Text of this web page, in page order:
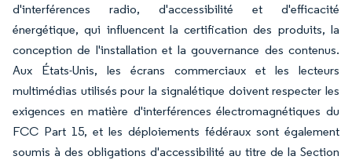
d'interférences radio, d'accessibilité et d'efficacité
énergétique, qui influencent la certification des produits, la
conception de l'installation et la gouvernance des contenus.
Aux États-Unis, les écrans commerciaux et les lecteurs
multimédias utilisés pour la signalétique doivent respecter les
exigences en matière d'interférences électromagnétiques du
FCC Part 15, et les déploiements fédéraux sont également
soumis à des obligations d'accessibilité au titre de la Section